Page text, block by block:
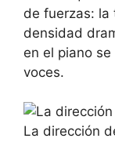
de fuerzas: la
densidad
en el piano
voces.
La dirección